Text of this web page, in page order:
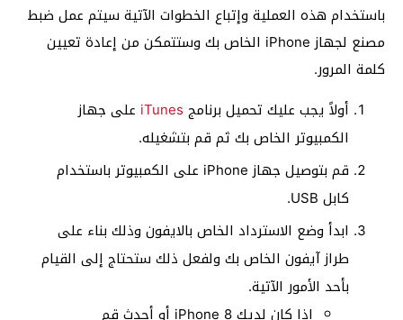
باستخدام هذه العملية وإتباع الخطوات الآتية سيتم عمل ضبط
مصنع لجهاز iPhone الخاص بك وستتمكن من إعادة تعيين
كلمة المرور.
أولاً يجب عليك تحميل برنامج iTunes على جهاز
الكمبيوتر الخاص بك ثم قم بتشغيله.
قم بتوصيل جهاز iPhone على الكمبيوتر باستخدام
كابل USB.
ابدأ وضع الاسترداد الخاص بالايفون وذلك بناء على
طراز آيفون الخاص بك ولفعل ذلك ستحتاج إلى القيام
بأحد الأمور الآتية.
إذا كان لديك iPhone 8 أو أحدث قم